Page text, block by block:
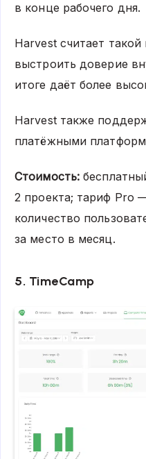
в конце рабочего дня.
Harvest считает
выстроить доверие
итоге даёт более
Harvest также
платёжными
Стоимость:
2 проекта; тариф Pro
количество
за место в месяц.
5. TimeCamp